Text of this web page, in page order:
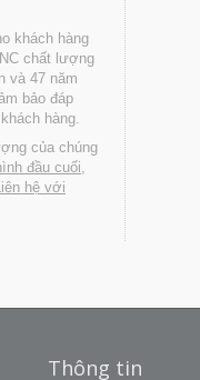
khách hàng
chất lượng
và 47 năm
bảo đáp
hàng.
của chúng
đầu cuối,
hệ với
Thông tin